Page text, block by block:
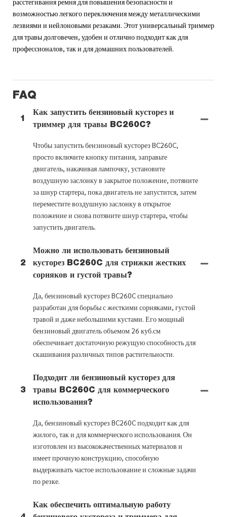
возможностью легкого переключения между металлическими
лезвиями и нейлоновыми резаками. Этот универсальный триммер
для травы долговечен, удобен и отлично подходит как для
профессионалов, так и для домашних пользователей.
FAQ
1
Как запустить бензиновый кусторез и
триммер для травы BC260C?
Чтобы запустить бензиновый кусторез BC260C,
просто включите кнопку питания, заправьте
двигатель, накачивая лампочку, установите
воздушную заслонку в закрытое положение, потяните
за шнур стартера, пока двигатель не запустится, затем
переместите воздушную заслонку в открытое
положение и снова потяните шнур стартера, чтобы
запустить двигатель.
2
Можно ли использовать бензиновый
кусторез BC260C для стрижки жестких
сорняков и густой травы?
Да, бензиновый кусторез BC260C специально
разработан для борьбы с жесткими сорняками, густой
травой и даже небольшими кустами. Его мощный
бензиновый двигатель объемом 26 куб.см
обеспечивает достаточную режущую способность для
скашивания различных типов растительности.
3
Подходит ли бензиновый кусторез для
травы BC260C для коммерческого
использования?
Да, бензиновый кусторез BC260C подходит как для
жилого, так и для коммерческого использования. Он
изготовлен из высококачественных материалов и
имеет прочную конструкцию, способную
выдерживать частое использование и сложные задачи
по резке.
Как обеспечить оптимальную работу